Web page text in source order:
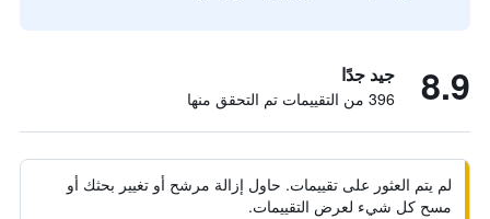
8.9 جيد جدًا
396 من التقييمات تم التحقق منها
لم يتم العثور على تقييمات. حاول إزالة مرشح أو تغيير بحثك أو
مسح كل شيء لعرض التقييمات.